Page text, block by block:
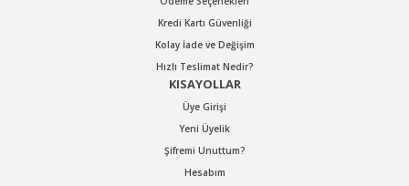
Kredi Kartı Güvenliği
Kolay İade ve Değişim
Hızlı Teslimat Nedir?
KISAYOLLAR
Üye Girişi
Yeni Üyelik
Şifremi Unuttum?
Hesabım